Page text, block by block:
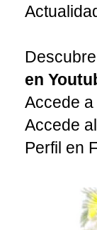
en
Accede
Accede al
Perfil en